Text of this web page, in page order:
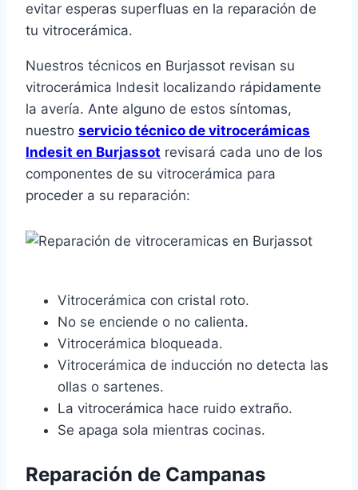
evitar esperas superfluas en la reparación de
tu vitrocerámica.
Nuestros técnicos en Burjassot revisan su
vitrocerámica Indesit localizando rápidamente
la avería. Ante alguno de estos síntomas,
nuestro servicio técnico de vitrocerámicas
Indesit en Burjassot revisará cada uno de los
componentes de su vitrocerámica para
proceder a su reparación:
Vitrocerámica con cristal roto.
No se enciende o no calienta.
Vitrocerámica bloqueada.
Vitrocerámica de inducción no detecta las
ollas o sartenes.
La vitrocerámica hace ruido extraño.
Se apaga sola mientras cocinas.
Reparación de Campanas